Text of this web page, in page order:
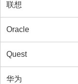
联想
Oracle
Quest
华为